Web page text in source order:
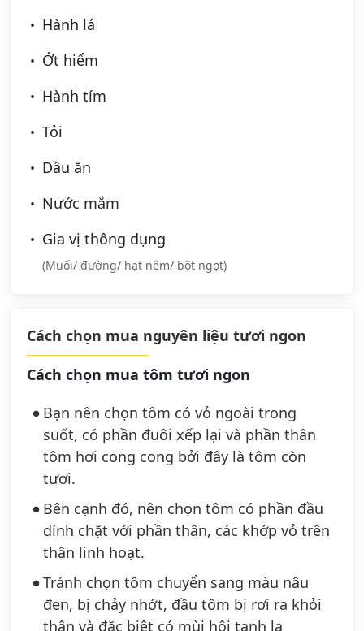
Hành lá
Ớt hiểm
Hành tím
Tỏi
Dầu ăn
Nước mắm
Gia vị thông dụng
(Muối/ đường/ hạt nêm/ bột ngọt)
Cách chọn mua nguyên liệu tươi ngon
Cách chọn mua tôm tươi ngon
Bạn nên chọn tôm có vỏ ngoài trong
suốt, có phần đuôi xếp lại và phần thân
tôm hơi cong cong bởi đây là tôm còn
tươi.
Bên cạnh đó, nên chọn tôm có phần đầu
dính chặt với phần thân, các khớp vỏ trên
thân linh hoạt.
Tránh chọn tôm chuyển sang màu nâu
đen, bị chảy nhớt, đầu tôm bị rơi ra khỏi
thân và đặc biệt có mùi hôi tanh lạ